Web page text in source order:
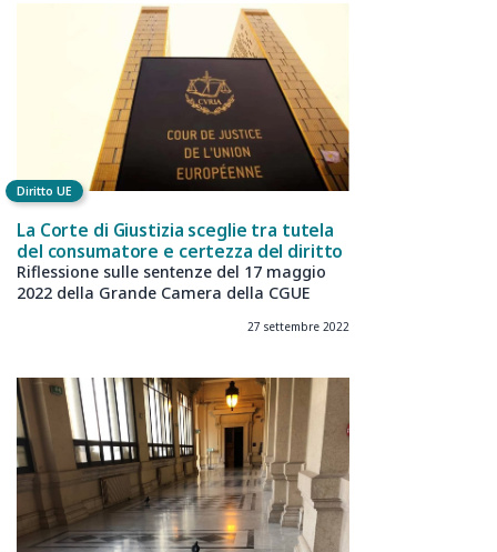
Diritto UE
La Corte di Giustizia sceglie tra tutela
del consumatore e certezza del diritto
Riflessione sulle sentenze del 17 maggio
2022 della Grande Camera della CGUE
27 settembre 2022